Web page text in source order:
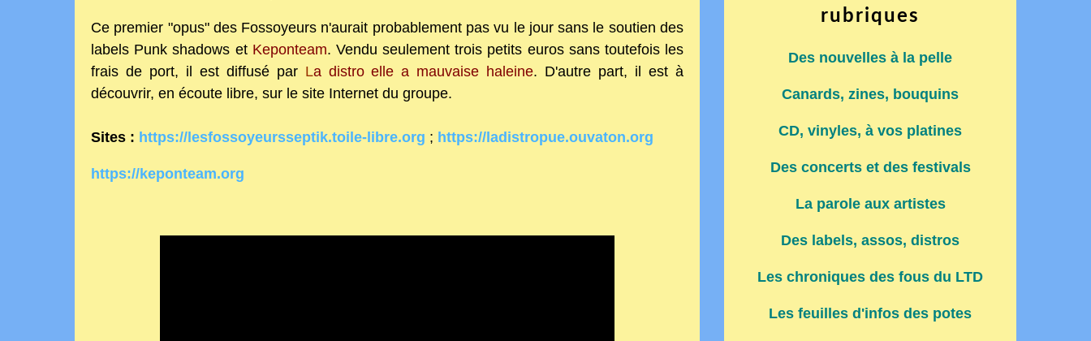
Ce premier "opus" des Fossoyeurs n'aurait probablement pas vu le jour sans le soutien des
labels Punk shadows et Keponteam. Vendu seulement trois petits euros sans toutefois les
frais de port, il est diffusé parLa distro elle a mauvaise haleine. D'autre part, il est à
découvrir, en écoute libre, sur le site Internet du groupe.
Sites : https://lesfossoyeursseptik.toile-libre.org ; https://ladistropue.ouvaton.org
https://keponteam.org
rubriques
Des nouvelles à la pelle
Canards, zines, bouquins
CD, vinyles, à vos platines
Des concerts et des festivals
La parole aux artistes
Des labels, assos, distros
Les chroniques des fous du LTD
Les feuilles d'infos des potes